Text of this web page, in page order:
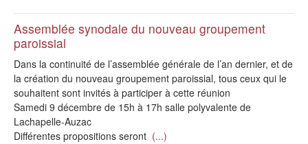
Assemblée synodale du nouveau groupement
paroissial
Dans la continuité de l’assemblée générale de l’an dernier, et de
la création du nouveau groupement paroissial, tous ceux qui le
souhaitent sont invités à participer à cette réunion
Samedi 9 décembre de 15h à 17h salle polyvalente de
Lachapelle-Auzac
Différentes propositions seront (...)